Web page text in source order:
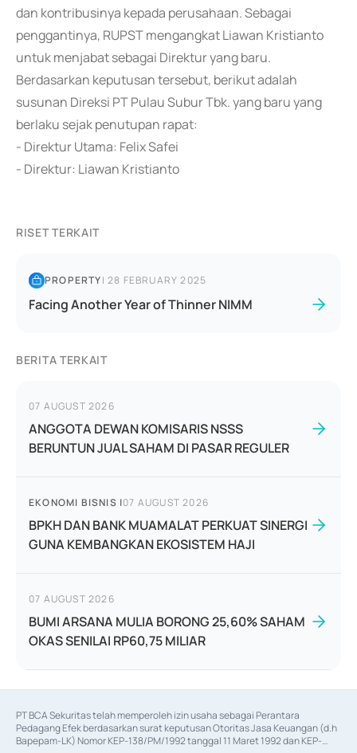
dan kontribusinya kepada perusahaan. Sebagai
penggantinya, RUPST mengangkat Liawan Kristianto
untuk menjabat sebagai Direktur yang baru.
Berdasarkan keputusan tersebut, berikut adalah
susunan Direksi PT Pulau Subur Tbk. yang baru yang
berlaku sejak penutupan rapat:
- Direktur Utama: Felix Safei
- Direktur: Liawan Kristianto
RISET TERKAIT
PROPERTY|28 FEBRUARY 2025
Facing Another Year of Thinner NIMM
BERITA TERKAIT
07 AUGUST 2026
ANGGOTA DEWAN KOMISARIS NSSS
BERUNTUN JUAL SAHAM DI PASAR REGULER
EKONOMI BISNIS |07 AUGUST 2026
BPKH DAN BANK MUAMALAT PERKUAT SINERGI
GUNA KEMBANGKAN EKOSISTEM HAJI
07 AUGUST 2026
BUMI ARSANA MULIA BORONG 25,60% SAHAM
OKAS SENILAI RP60,75 MILIAR
PT BCA Sekuritas telah memperoleh izin usaha sebagai Perantara
Pedagang Efek berdasarkan surat keputusan Otoritas Jasa Keuangan (d.h
Bapepam-LK) Nomor KEP-138/PM/1992 tanggal 11 Maret 1992 dan KEP-